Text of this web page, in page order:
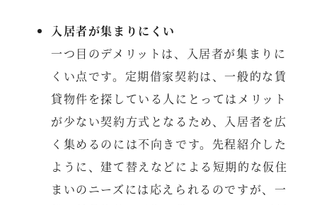
入居者が集まりにくい
一つ目のデメリットは、入居者が集まりに
くい点です。定期借家契約は、一般的な賃
貸物件を探している人にとってはメリット
が少ない契約方式となるため、入居者を広
く集めるのには不向きです。先程紹介した
ように、建て替えなどによる短期的な仮住
まいのニーズには応えられるのですが、一